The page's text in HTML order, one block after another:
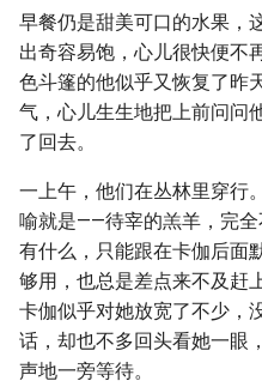
早餐仍是甜美可口的水果，
出奇容易饱，心儿很快便不
色斗篷的他似乎又恢复了昨
气，心儿生生地把上前问问
了回去。
一上午，他们在丛林里穿行
喻就是——待宰的羔羊，完
有什么，只能跟在卡伽后面
够用，也总是差点来不及赶
卡伽似乎对她放宽了不少，
话，却也不多回头看她一眼
声地一旁等待。